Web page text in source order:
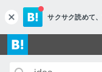
c
l
o
s
e
サクサク読めて、